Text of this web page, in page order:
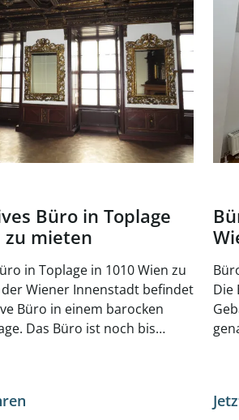
Büro in Toplage
zu mieten
in Toplage in 1010 Wien zu
Büro in einem barocken
Das Büro ist noch bis
angemietet werden
Die